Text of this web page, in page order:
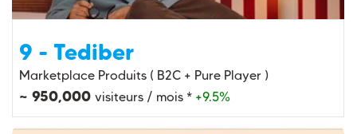
9 - Tediber
Marketplace Produits ( B2C + Pure Player )
~ 950,000 visiteurs / mois * +9.5%